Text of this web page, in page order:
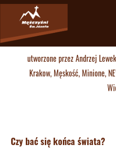
utworzone przezAndrzej Lewek
Krakow, Męskość, Minione,
Czy bać się końca świata?